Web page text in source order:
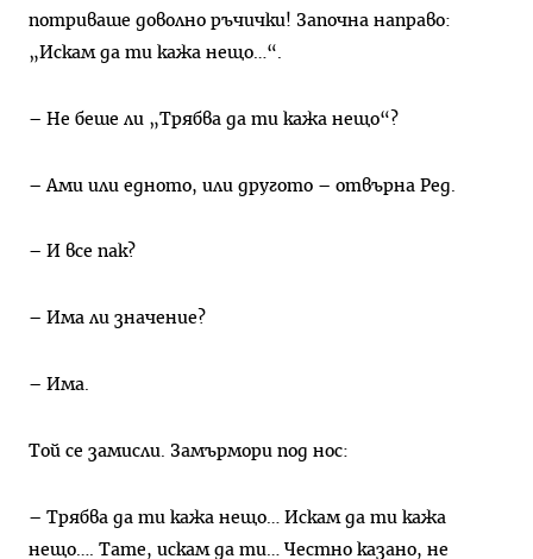
потриваше доволно ръчички! Започна направо:
„Искам да ти кажа нещо…“.
– Не беше ли „Трябва да ти кажа нещо“?
– Ами или едното, или другото – отвърна Ред.
– И все пак?
– Има ли значение?
– Има.
Той се замисли. Замърмори под нос:
– Трябва да ти кажа нещо… Искам да ти кажа
нещо…. Тате, искам да ти… Честно казано, не